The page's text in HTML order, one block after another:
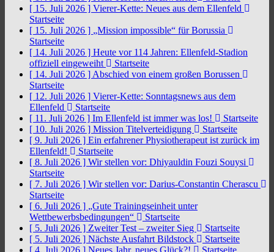
[ 15. Juli 2026 ] Vierer-Kette: Neues aus dem Ellenfeld
Startseite
[ 15. Juli 2026 ] „Mission impossible“ für Borussia
Startseite
[ 14. Juli 2026 ] Heute vor 114 Jahren: Ellenfeld-Stadion
offiziell eingeweiht
Startseite
[ 14. Juli 2026 ] Abschied von einem großen Borussen
Startseite
[ 12. Juli 2026 ] Vierer-Kette: Sonntagsnews aus dem
Ellenfeld
Startseite
[ 11. Juli 2026 ] Im Ellenfeld ist immer was los!
Startseite
[ 10. Juli 2026 ] Mission Titelverteidigung
Startseite
[ 9. Juli 2026 ] Ein erfahrener Physiotherapeut ist zurück im
Ellenfeld!
Startseite
[ 8. Juli 2026 ] Wir stellen vor: Dhiyauldin Fouzi Souysi
Startseite
[ 7. Juli 2026 ] Wir stellen vor: Darius-Constantin Cherascu
Startseite
[ 6. Juli 2026 ] „Gute Trainingseinheit unter
Wettbewerbsbedingungen“
Startseite
[ 5. Juli 2026 ] Zweiter Test – zweiter Sieg
Startseite
[ 5. Juli 2026 ] Nächste Ausfahrt Bildstock
Startseite
[ 4. Juli 2026 ] Neues Jahr, neues Glück?!
Startseite